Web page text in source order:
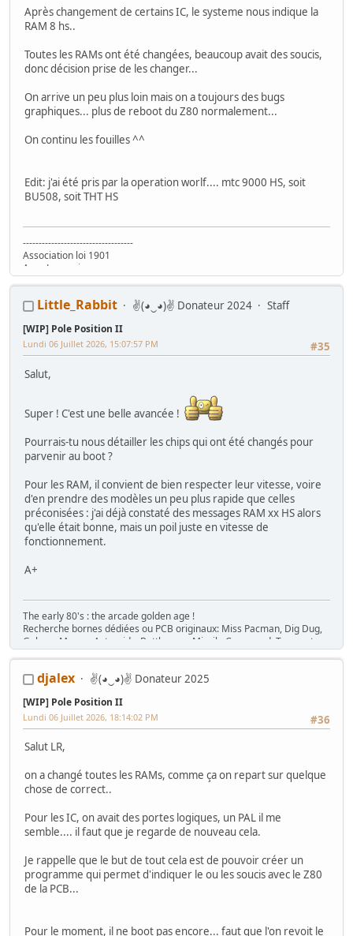
Après changement de certains IC, le systeme nous indique la
RAM 8 hs..
Toutes les RAMs ont été changées, beaucoup avait des soucis,
donc décision prise de les changer...
On arrive un peu plus loin mais on a toujours des bugs
graphiques... plus de reboot du Z80 normalement...
On continu les fouilles ^^
Edit: j'ai été pris par la operation worlf.... mtc 9000 HS, soit
BU508, soit THT HS
-----------------------------------
Association loi 1901
Asso Lyonnaise
Little_Rabbit ✌(◕‿◕)✌ Donateur 2024 Staff
[WIP] Pole Position II
#35
Lundi 06 Juillet 2026, 15:07:57 PM
Salut,
Super ! C'est une belle avancée !
Pourrais-tu nous détailler les chips qui ont été changés pour
parvenir au boot ?
Pour les RAM, il convient de bien respecter leur vitesse, voire
d'en prendre des modèles un peu plus rapide que celles
préconisées : j'ai déjà constaté des messages RAM xx HS alors
qu'elle était bonne, mais un poil juste en vitesse de
fonctionnement.
A+
The early 80's : the arcade golden age !
Recherche bornes dédiées ou PCB originaux: Miss Pacman, Dig Dug,
Galaga, Mappy, Asteroids, Battlezone, Missile Command, Tempest,
Star Wars, Donkey Kong (+ Jr), Mario Bros, Moon Patrol, Defender,
Gottlieb des années 80 (Spirit, Amazon Hunt, ...), Baby Pac Man.
Maséance sur le divan
Magaming room, mastorage room
djalex ✌(◕‿◕)✌ Donateur 2025
[WIP] Pole Position II
#36
Lundi 06 Juillet 2026, 18:14:02 PM
Salut LR,
on a changé toutes les RAMs, comme ça on repart sur quelque
chose de correct..
Pour les IC, on avait des portes logiques, un PAL il me
semble.... il faut que je regarde de nouveau cela.
Je rappelle que le but de tout cela est de pouvoir créer un
programme qui permet d'indiquer le ou les soucis avec le Z80
de la PCB...
Pour le moment, il ne boot pas encore... faut que l'on revoit le